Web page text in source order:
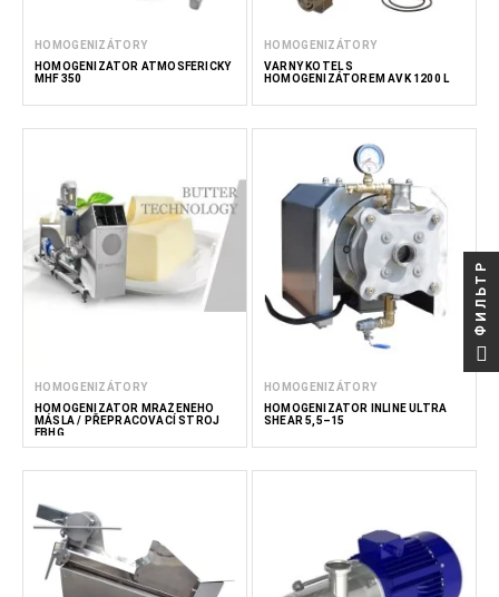
HOMOGENIZÁTORY
HOMOGENIZÁTOR ATMOSFÉRICKÝ
MHF 350
HOMOGENIZÁTORY
VARNÝ KOTEL S
HOMOGENIZÁTOREM AVK 1200 L
HOMOGENIZÁTORY
HOMOGENIZÁTOR MRAŽENÉHO
MÁSLA / PŘEPRACOVACÍ STROJ
FBHG
HOMOGENIZÁTORY
HOMOGENIZÁTOR INLINE ULTRA
SHEAR 5,5–15
ФИЛЬТР